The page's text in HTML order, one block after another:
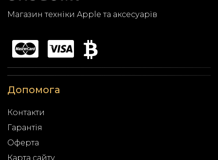
Магазин техніки Apple та аксесуарів
Допомога
Контакти
Гарантія
Оферта
Карта сайту